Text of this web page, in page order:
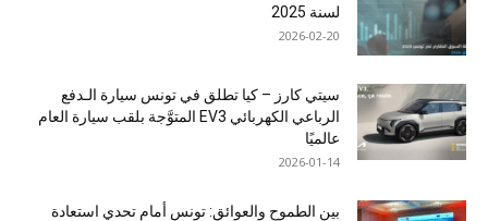
لسنة 2025
2026-02-20
سيتي كارز – كيا تطلق في تونس سيارة الـدفع
الرباعي الكهربائي EV3 المتوَّجة بلقب سيارة العام
عالميًا
2026-01-14
بين الطموح والعوائق: تونس أمام تحدي استعادة